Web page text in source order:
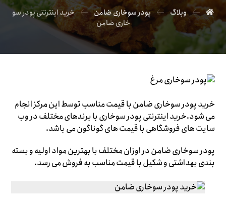
وبلاگ پودر سوخاری ضامن
خرید اینترنتی پودر سو
خاری ضامن
خرید پودر سوخاری ضامن با قیمت مناسب توسط این مرکز انجام
می شود.خرید اینترنتی پودر سوخاری با برندهای مختلف در وب
سایت های فروشگاهی با قیمت های گوناگون می باشد.
پودر سوخاری ضامن در اوزان مختلف با بهترین مواد اولیه و بسته
بندی بهداشتی و شکیل با قیمت مناسب به فروش می رسد.